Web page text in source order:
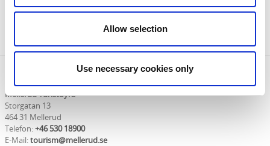
Allow selection
Use necessary cookies only
Karte Teil 3 (von 5. Juli 2019)
Karte Teil 5 (von 5. Juli 2019)
Kontaktinformation
Mellerud Turistbyrå
Storgatan 13
464 31 Mellerud
Telefon:+46 530 18900
E-Mail:tourism@mellerud.se